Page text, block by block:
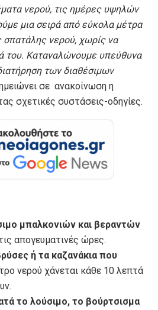
νερού, τις ημέρες υψηλών
μια σειρά από εύκολα μέτρα
σπατάλης νερού, χωρίς να
του. Καταναλώνουμε υπεύθυνα
των διαθέσιμων
σε ανακοίνωση η
σχετικές συστάσεις-οδηγίες.
μπαλκονιών και βεραντών
απογευματινές ώρες.
ή τα καζανάκια που
νερού χάνεται κάθε 10 λεπτά
το λούσιμο, το βούρτσισμα